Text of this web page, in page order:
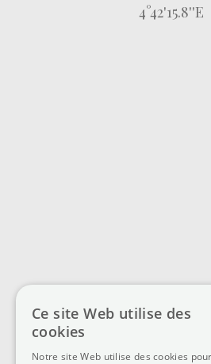
4°42'15.8''E
Ce site Web utilise des
cookies
Notre site Web utilise des cookies pour